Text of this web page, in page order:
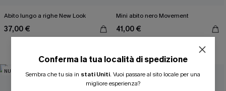
Abito lungo a righe New Look
37,00 €
Mini abito nero Movement
41,00 €
NUOVI
Conferma la tua località di spedizione
Sembra che tu sia in stati Uniti. Vuoi passare al sito locale per una
migliore esperienza?
ISCRIVITI PER OTTENERE